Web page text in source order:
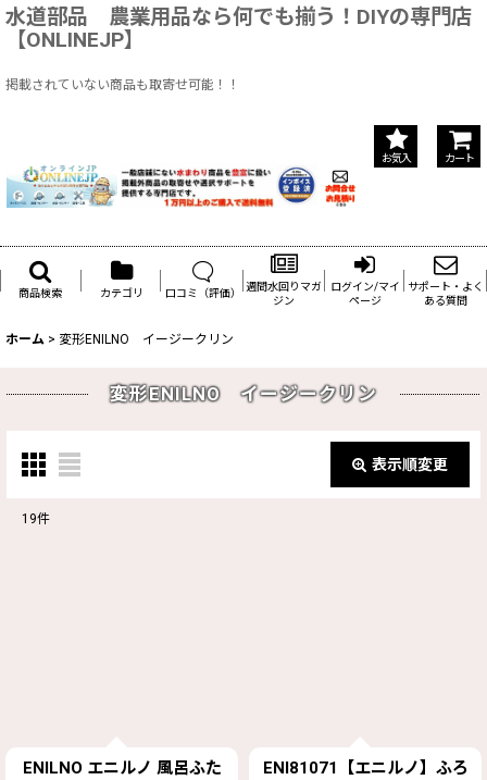
水道部品 農業用品なら何でも揃う！DIYの専門店
【ONLINEJP】
掲載されていない商品も取寄せ可能！！
お気入 カート
商品検索 カテゴリ 口コミ（評価）
週間水回りマガ
ジン
ログイン/マイ
ページ
サポート・よく
ある質問
ホーム > 変形ENILNO イージークリン
変形ENILNO イージークリン
表示順変更
19件
ENILNO エニルノ 風呂ふた
ENI81071【エニルノ】ふろ